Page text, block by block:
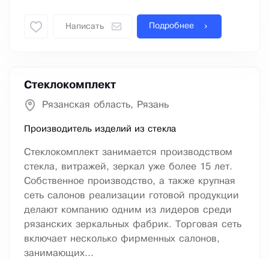
Написать Подробнее
Стеклокомплект
Рязанская область, Рязань
Производитель изделий из стекла
Стеклокомплект занимается производством
стекла, витражей, зеркал уже более 15 лет.
Собственное производство, а также крупная
сеть салонов реализации готовой продукции
делают компанию одним из лидеров среди
рязанских зеркальных фабрик. Торговая сеть
включает несколько фирменных салонов,
занимающих...